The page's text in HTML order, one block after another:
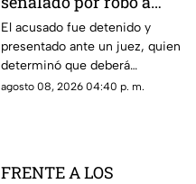
una casa en Santa Rosa
Jáuregui
El acusado fue detenido y
presentado ante un juez, quien
determinó que deberá
permanecer en prisión
agosto 08, 2026 04:40 p. m.
FRENTE A LOS